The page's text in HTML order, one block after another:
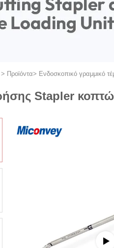
> Προϊόντα> Ενδοσκοπικό γραμμικό
Stapler